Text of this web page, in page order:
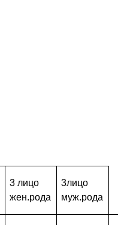
3 лицо
жен.рода
3лицо
муж.рода